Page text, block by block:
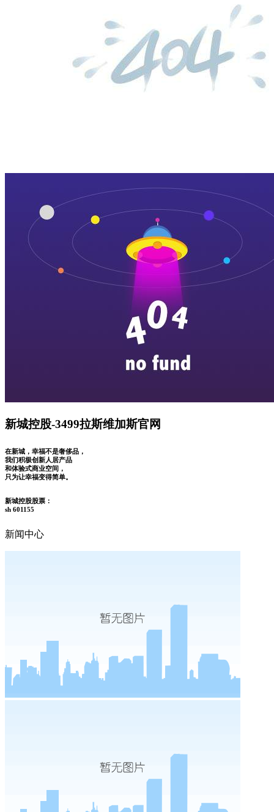
新城控股-3499拉斯维加斯官网
在新城，幸福不是奢侈品，
我们积极创新人居产品
和体验式商业空间，
只为让幸福变得简单。
新城控股股票：
sh 601155
新闻中心